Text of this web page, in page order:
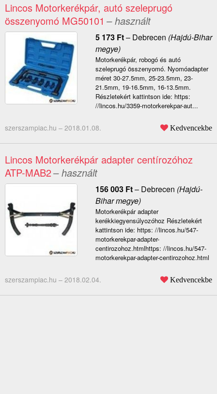
Lincos Motorkerékpár, autó szeleprugó
összenyomó MG50101 – használt
5 173 Ft– Debrecen (Hajdú-Bihar
megye)
Motorkerékpár, robogó és autó
szeleprugó összenyomó. Nyomóadapter
méret 30-27.5mm, 25-23.5mm, 23-
21.5mm, 19-16.5mm, 16-13.5mm.
Részletekért kattintson ide: https:
//lincos.hu/3359-motorkerekpar-aut...
szerszampiac.hu – 2018.01.08. Kedvencekbe
Lincos Motorkerékpár adapter centírozóhoz
ATP-MAB2– használt
156 003 Ft– Debrecen (Hajdú-
Bihar megye)
Motorkerékpár adapter
kerékkiegyensúlyozóhoz Részletekért
kattintson ide: https: //lincos.hu/547-
motorkerekpar-adapter-
centirozohoz.htmlhttps: //lincos.hu/547-
motorkerekpar-adapter-centirozohoz.html
szerszampiac.hu – 2018.02.04. Kedvencekbe